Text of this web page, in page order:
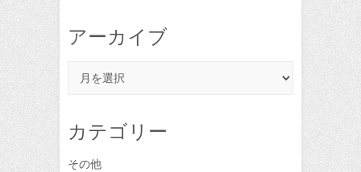
アーカイブ
ブ
カテゴリー
その他